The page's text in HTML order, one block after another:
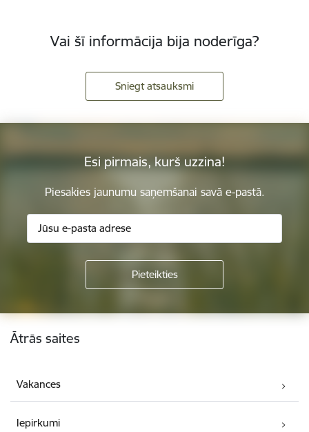
Vai šī informācija bija noderīga?
Sniegt atsauksmi
Esi pirmais, kurš uzzina!
Piesakies jaunumu saņemšanai savā e-pastā.
Kājene
Ātrās saites
Vakances
Iepirkumi